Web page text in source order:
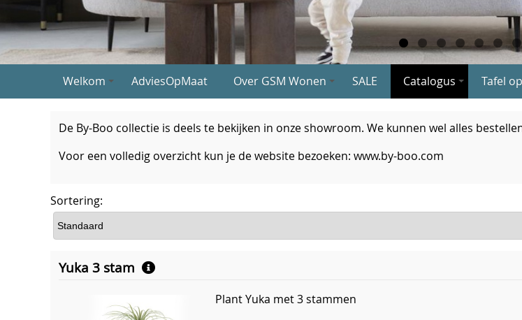
Welkom AdviesOpMaat Over GSM Wonen SALE Catalogus Tafel
De By-Boo collectie is deels te bekijken in onze showroom. We kunnen wel alles
Voor een volledig overzicht kun je de website bezoeken: www.by-boo.com
Sortering:
Yuka 3 stam
Plant Yuka met 3 stammen